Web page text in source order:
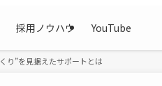
採用ノウハウ YouTube
り”を見据えたサポートとは